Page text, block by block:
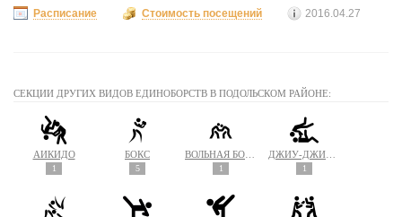
Расписание Стоимость посещений 2016.04.27
СЕКЦИИ ДРУГИХ ВИДОВ ЕДИНОБОРСТВ В ПОДОЛЬСКОМ РАЙОНЕ:
АЙКИДО
1
БОКС
5 1 1